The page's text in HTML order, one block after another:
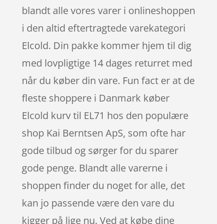
blandt alle vores varer i onlineshoppen
i den altid eftertragtede varekategori
Elcold. Din pakke kommer hjem til dig
med lovpligtige 14 dages returret med
når du køber din vare. Fun fact er at de
fleste shoppere i Danmark køber
Elcold kurv til EL71 hos den populære
shop Kai Berntsen ApS, som ofte har
gode tilbud og sørger for du sparer
gode penge. Blandt alle varerne i
shoppen finder du noget for alle, det
kan jo passende være den vare du
kigger på lige nu. Ved at købe dine